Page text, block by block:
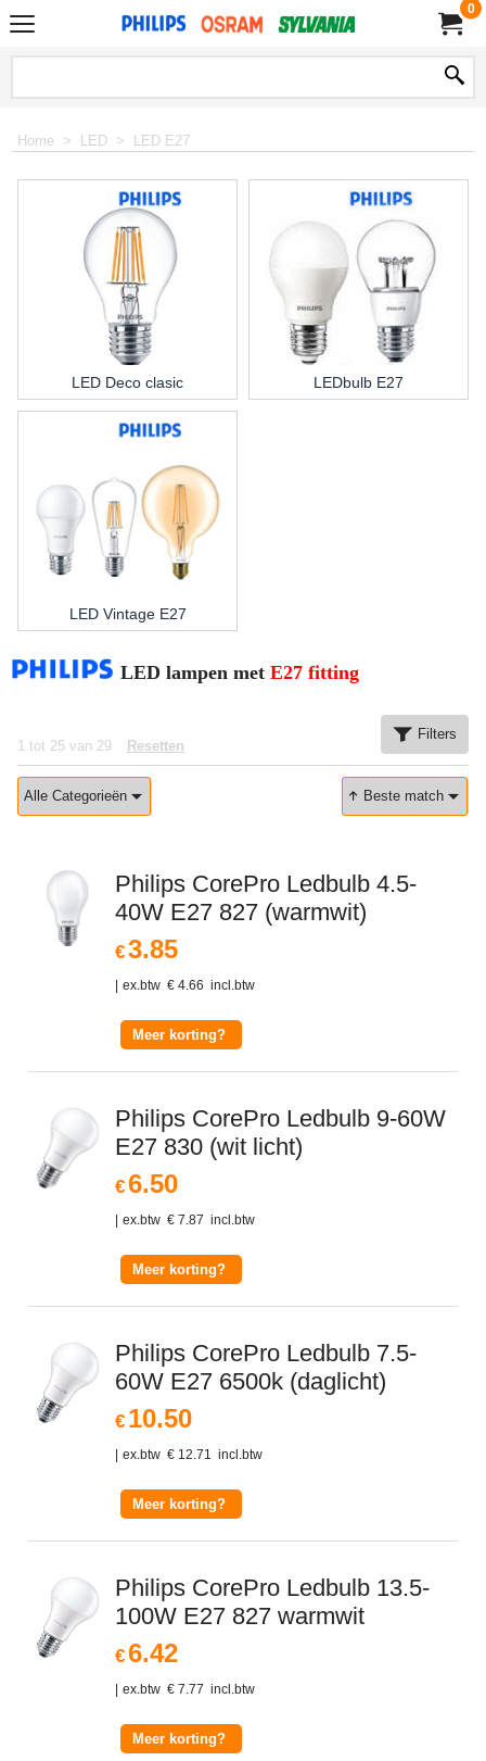
0
Home > LED > LED E27
LED Deco clasic LEDbulb E27
LED Vintage E27
LED lampen met E27 fitting
1 tot 25 van 29 Resetten
Filters
Alle Categorieën Beste match
Philips CorePro Ledbulb 4.5-
40W E27 827 (warmwit)
€3.85
ex.btw € 4.66 incl.btw
Meer korting?
Philips CorePro Ledbulb 9-60W
E27 830 (wit licht)
€6.50
ex.btw € 7.87 incl.btw
Meer korting?
Philips CorePro Ledbulb 7.5-
60W E27 6500k (daglicht)
€ 10.50
ex.btw € 12.71 incl.btw
Meer korting?
Philips CorePro Ledbulb 13.5-
100W E27 827 warmwit
€6.42
ex.btw € 7.77 incl.btw
Meer korting?